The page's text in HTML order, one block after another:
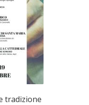
tradizione